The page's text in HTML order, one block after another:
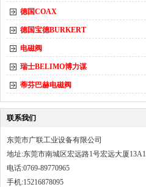
德国COAX
德国宝德BURKERT
电磁阀
瑞士BELIMO博力谋
蒂芬巴赫电磁阀
联系我们
东莞市广联工业设备有限公司
地址:东莞市南城区宏远路1号宏远大厦13A1
电话:0769-89770965
手机:15216878095